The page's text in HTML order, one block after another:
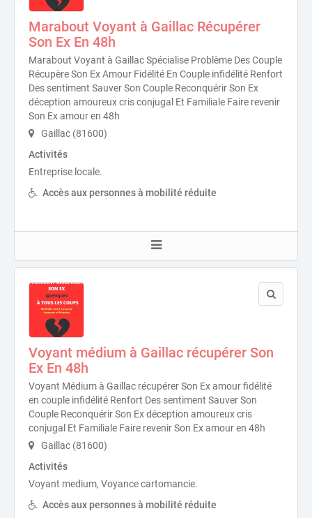
Marabout Voyant à Gaillac Récupérer
Son Ex En 48h
Marabout Voyant à Gaillac Spécialise Problème Des Couple
Récupère Son Ex Amour Fidélité En Couple infidélité Renfort
Des sentiment Sauver Son Couple Reconquérir Son Ex
déception amoureux cris conjugal Et Familiale Faire revenir
Son Ex amour en 48h
Gaillac (81600)
Activités
Entreprise locale.
Accès aux personnes à mobilité réduite
Voyant médium à Gaillac récupérer Son
Ex En 48h
Voyant Médium à Gaillac récupérer Son Ex amour fidélité
en couple infidélité Renfort Des sentiment Sauver Son
Couple Reconquérir Son Ex déception amoureux cris
conjugal Et Familiale Faire revenir Son Ex amour en 48h
Gaillac (81600)
Activités
Voyant medium, Voyance cartomancie.
Accès aux personnes à mobilité réduite